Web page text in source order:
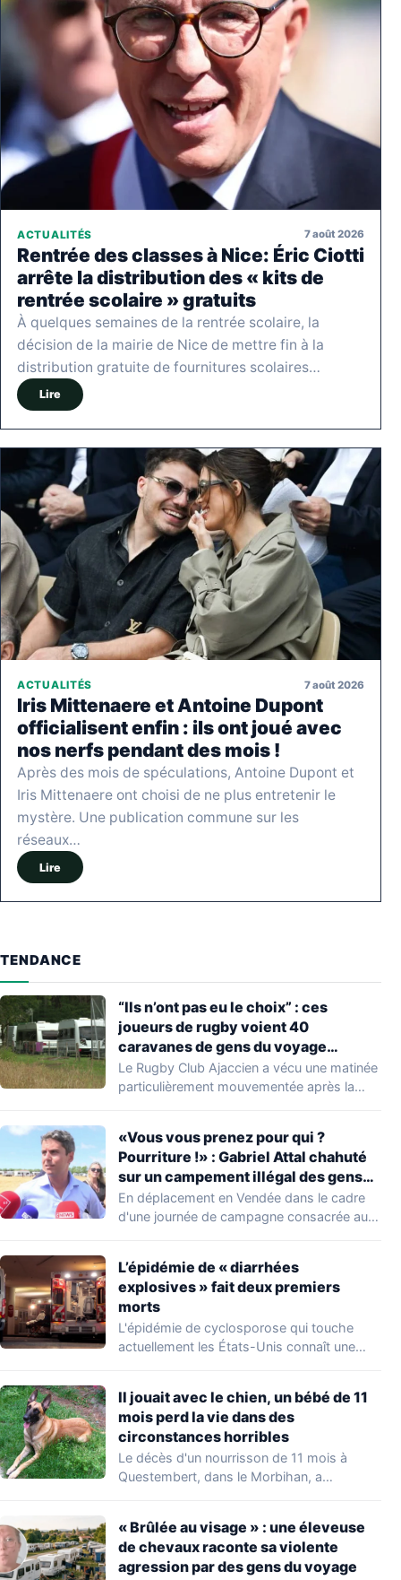
ACTUALITÉS 7 août 2026
Rentrée des classes à Nice: Éric Ciotti
arrête la distribution des « kits de
rentrée scolaire » gratuits
À quelques semaines de la rentrée scolaire, la
décision de la mairie de Nice de mettre fin à la
distribution gratuite de fournitures scolaires…
Lire
ACTUALITÉS 7 août 2026
Iris Mittenaere et Antoine Dupont
officialisent enfin : ils ont joué avec
nos nerfs pendant des mois !
Après des mois de spéculations, Antoine Dupont et
Iris Mittenaere ont choisi de ne plus entretenir le
mystère. Une publication commune sur les
réseaux…
Lire
TENDANCE
“Ils n’ont pas eu le choix” : ces
joueurs de rugby voient 40
caravanes de gens du voyage
s’installer dans leur stade, ils les
délogent en moins d’1 heure
Le Rugby Club Ajaccien a vécu une matinée
particulièrement mouvementée après la
«Vous vous prenez pour qui ?
Pourriture !» : Gabriel Attal chahuté
sur un campement illégal des gens
du voyage
En déplacement en Vendée dans le cadre
d'une journée de campagne consacrée aux
L’épidémie de « diarrhées
explosives » fait deux premiers
morts
L'épidémie de cyclosporose qui touche
actuellement les États-Unis connaît une
Il jouait avec le chien, un bébé de 11
mois perd la vie dans des
circonstances horribles
Le décès d'un nourrisson de 11 mois à
Questembert, dans le Morbihan, a
« Brûlée au visage » : une éleveuse
de chevaux raconte sa violente
agression par des gens du voyage